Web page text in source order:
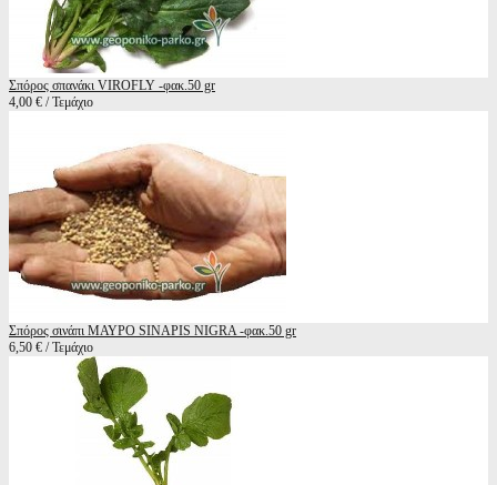
Σπόρος σπανάκι VIROFLY -φακ.50 gr
4,00 € / Τεμάχιο
Σπόρος σινάπι ΜΑΥΡΟ SINAPIS NIGRA -φακ.50 gr
6,50 € / Τεμάχιο